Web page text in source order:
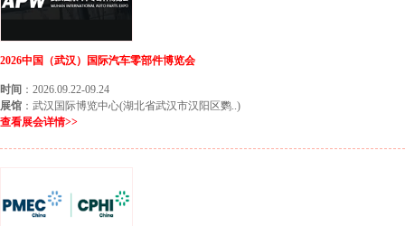
2026中国（武汉）国际汽车零部件博览会
时间 ：2026.09.22-09.24
展馆 ：武汉国际博览中心(湖北省武汉市汉阳区鹦..)
查看展会详情>>